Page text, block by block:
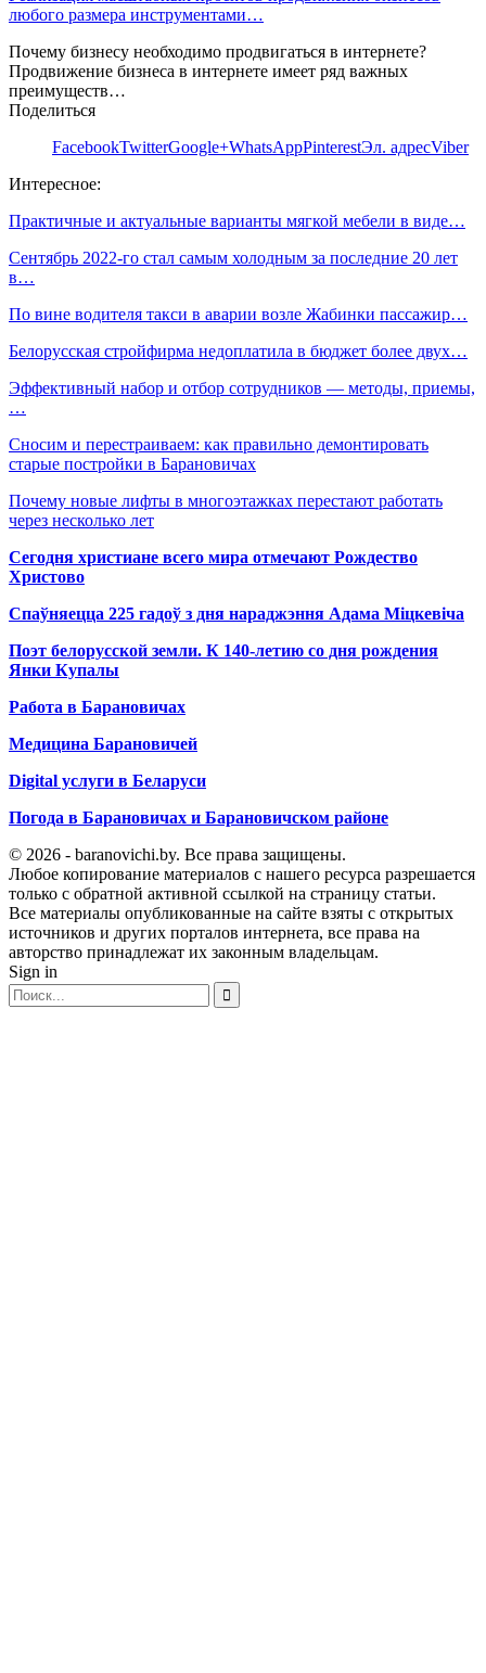
любого размера инструментами…
Почему бизнесу необходимо продвигаться в интернете?
Продвижение бизнеса в интернете имеет ряд важных
преимуществ…
Поделиться
FacebookTwitterGoogle+WhatsAppPinterestЭл. адресViber
Интересное:
Практичные и актуальные варианты мягкой мебели в виде…
Сентябрь 2022-го стал самым холодным за последние 20 лет
в…
По вине водителя такси в аварии возле Жабинки пассажир…
Белорусская стройфирма недоплатила в бюджет более двух…
Эффективный набор и отбор сотрудников — методы, приемы,
…
Сносим и перестраиваем: как правильно демонтировать
старые постройки в Барановичах
Почему новые лифты в многоэтажках перестают работать
через несколько лет
Сегодня христиане всего мира отмечают Рождество
Христово
Спаўняецца 225 гадоў з дня нараджэння Адама Міцкевіча
Поэт белорусской земли. К 140-летию со дня рождения
Янки Купалы
Работа в Барановичах
Медицина Барановичей
Digital услуги в Беларуси
Погода в Барановичах и Барановичском районе
© 2026 - baranovichi.by. Все права защищены.
Любое копирование материалов с нашего ресурса разрешается
только с обратной активной ссылкой на страницу статьи.
Все материалы опубликованные на сайте взяты с открытых
источников и других порталов интернета, все права на
авторство принадлежат их законным владельцам.
Sign in